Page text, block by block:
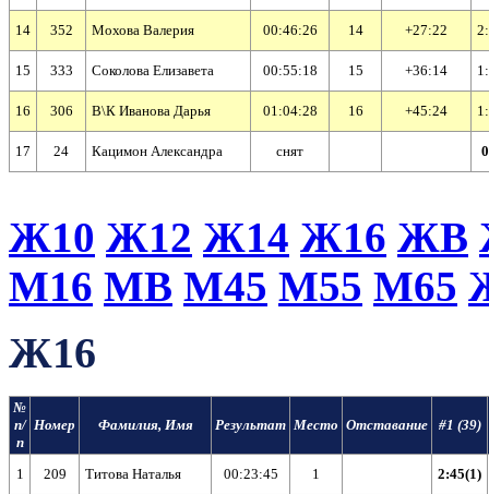
14 352 Мохова Валерия 00:46:26 14 +27:22
15 333 Соколова Елизавета 00:55:18 15 +36:14
16 306 В\К Иванова Дарья 01:04:28 16 +45:24
17 24 Кацимон Александра cнят
Ж10 Ж12 Ж14 Ж16 ЖВ
М16 МВ М45 М55 М65
Ж16
№
п/
п
Номер Фамилия, Имя Результат Место Отставание #1 (39)
1 209 Титова Наталья 00:23:45 1 2:45(1)